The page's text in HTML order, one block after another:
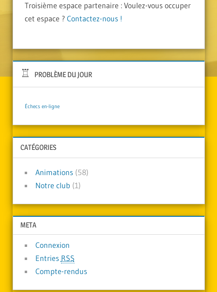
Troisième espace partenaire : Voulez-vous occuper
cet espace ? Contactez-nous !
PROBLÈME DU JOUR
Échecs en-ligne
CATÉGORIES
Animations(58)
Notre club (1)
META
Connexion
Entries RSS
Compte-rendus